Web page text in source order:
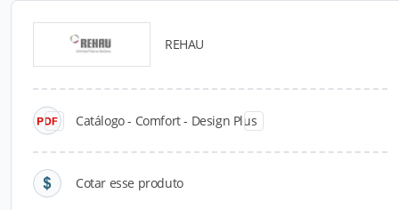
REHAU
Catálogo - Comfort - Design Plus
Cotar esse produto
Catálogos para Download